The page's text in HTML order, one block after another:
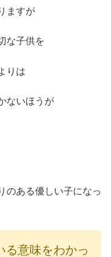
ますが
な子供を
りは
ないほうが
のある優しい子になっ
る意味をわかっ